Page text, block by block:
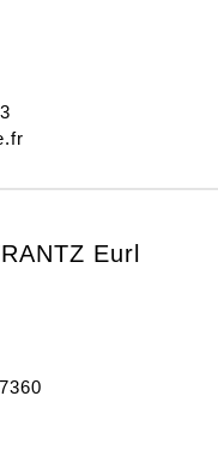
Eurl